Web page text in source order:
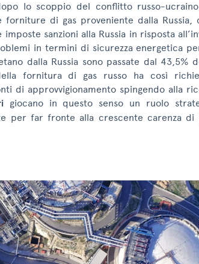
lo scoppio del conflitto russo-
di gas proveniente dalla Russia,
sanzioni alla Russia in risposta
in termini di sicurezza energetica
dalla Russia sono passate dal 43,5%
fornitura di gas russo ha così
di approvvigionamento spingendo alla
giocano in questo senso un ruolo
per far fronte alla crescente carenza di